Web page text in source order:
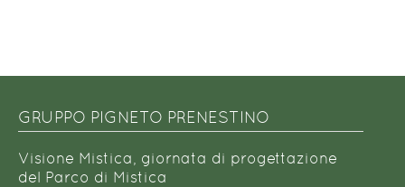
GRUPPO PIGNETO PRENESTINO
Visione Mistica, giornata di progettazione
del Parco di Mistica